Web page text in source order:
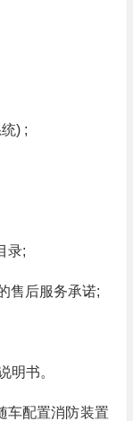
) ;
录;
售后服务承诺;
明书。
车配置消防装置